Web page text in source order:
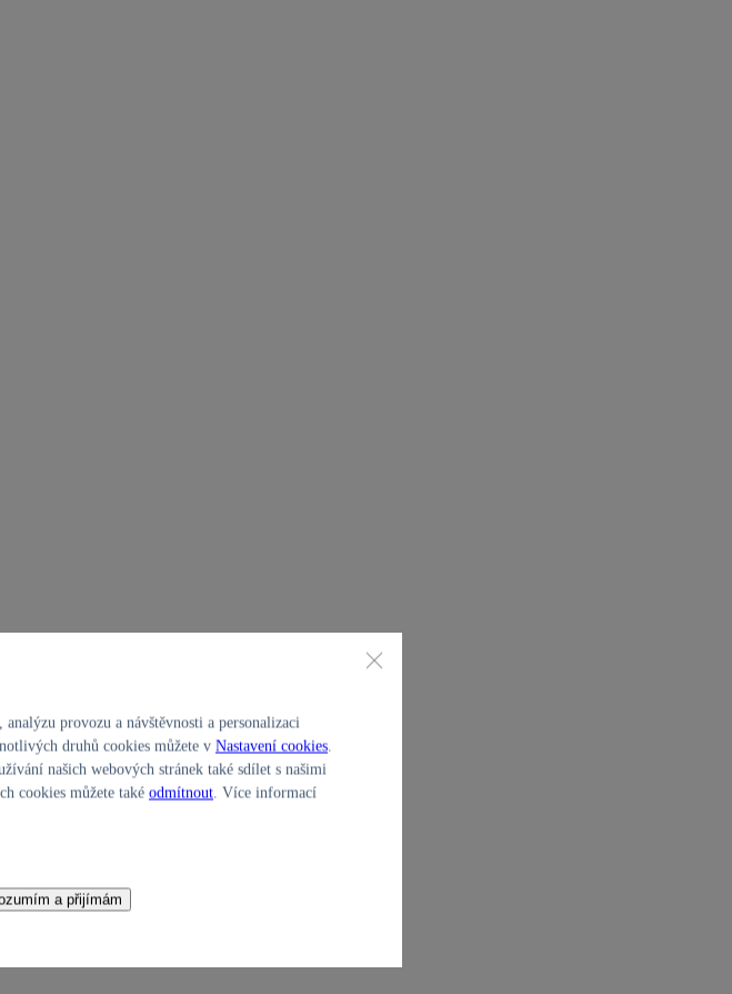
provozu a návštěvnosti a personalizaci
druhů cookies můžete v Nastavení cookies.
našich webových stránek také sdílet s našimi
cookies můžete také odmítnout. Více informací
a přijímám